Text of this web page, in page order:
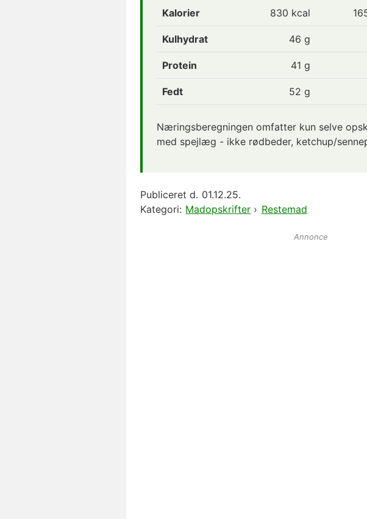
Kalorier 830 kcal
Kulhydrat 46 g
Protein 41 g
Fedt 52 g
Næringsberegningen omfatter kun selve
med spejlæg - ikke rødbeder, ketchup/
Publiceret d. 01.12.25.
Kategori: Madopskrifter › Restemad
Annonce